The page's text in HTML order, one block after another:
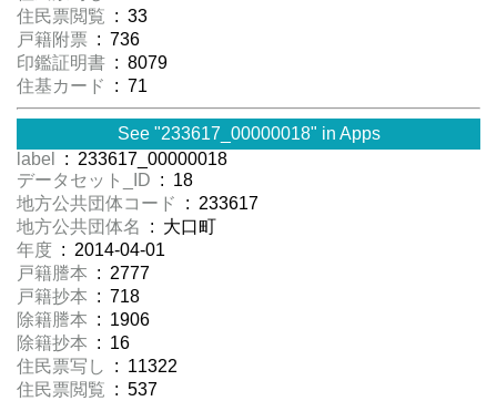
住民票閲覧 : 33
戸籍附票 : 736
印鑑証明書 : 8079
住基カード
: 71
See "233617_00000018" in Apps
label
: 233617_00000018
データセット_ID : 18
地方公共団体コード
: 233617
地方公共団体名
: 大口町
年度 : 2014-04-01
戸籍謄本 : 2777
戸籍抄本 : 718
除籍謄本 : 1906
除籍抄本 : 16
住民票写し
: 11322
住民票閲覧 : 537